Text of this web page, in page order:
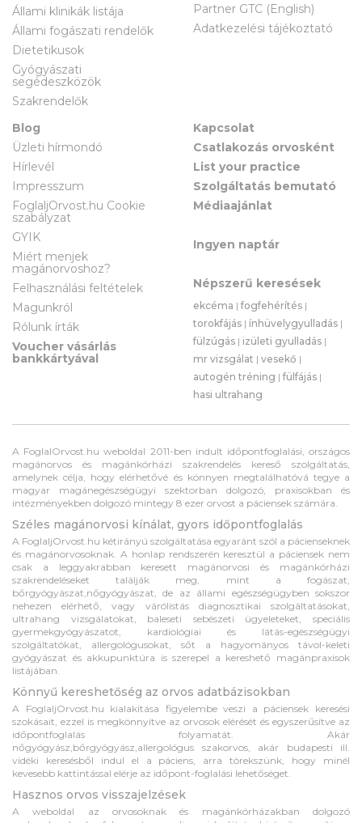
Állami klinikák listája
Állami fogászati rendelők
Dietetikusok
Gyógyászati
segédeszközök
Szakrendelők
Partner GTC (English)
Adatkezelési tájékoztató
Blog
Üzleti hírmondó
Hírlevél
Impresszum
FoglaljOrvost.hu Cookie
szabályzat
GYIK
Miért menjek
magánorvoshoz?
Felhasználási feltételek
Magunkról
Rólunk írták
Voucher vásárlás
bankkártyával
Kapcsolat
Csatlakozás orvosként
List your practice
Szolgáltatás bemutató
Médiaajánlat
Ingyen naptár
Népszerű keresések
ekcéma |fogfehérítés |
torokfájás | ínhüvelygyulladás |
fülzúgás | izületi gyulladás |
mr vizsgálat | vesekő |
autogén tréning |fülfájás |
hasi ultrahang
A FoglalOrvost.hu weboldal 2011-ben indult időpontfoglalási, országos
magánorvos és magánkórházi szakrendelés kereső szolgáltatás,
amelynek célja, hogy elérhetővé és könnyen megtalálhatóvá tegye a
magyar magánegészségügyi szektorban dolgozó, praxisokban és
intézményekben dolgozó mintegy 8 ezer orvost a páciensek számára.
Széles magánorvosi kínálat, gyors időpontfoglalás
A FoglaljOrvost.hu kétirányú szolgáltatása egyaránt szól a pácienseknek
és magánorvosoknak. A honlap rendszerén keresztül a páciensek nem
csak a leggyakrabban keresett magánorvosi és magánkórházi
szakrendeléseket találják meg, mint a fogászat,
bőrgyógyászat,nőgyógyászat, de az állami egészségügyben sokszor
nehezen elérhető, vagy várólistás diagnosztikai szolgáltatásokat,
ultrahang vizsgálatokat, baleseti sebészeti ügyeleteket, speciális
gyermekgyógyászatot, kardiológiai és látás-egészségügyi
szolgáltatókat, allergológusokat, sőt a hagyományos távol-keleti
gyógyászat és akkupunktúra is szerepel a kereshető magánpraxisok
listájában.
Könnyű kereshetőség az orvos adatbázisokban
A FoglaljOrvost.hu kialakítása figyelembe veszi a páciensek keresési
szokásait, ezzel is megkönnyítve az orvosok elérését és egyszerűsítve az
időpontfoglalás folyamatát. Akár
nőgyógyász,bőrgyógyász,allergológus szakorvos, akár budapesti ill.
vidéki keresésből indul el a páciens, arra törekszünk, hogy minél
kevesebb kattintással elérje az időpont-foglalási lehetőséget.
Hasznos orvos visszajelzések
A weboldal az orvosoknak és magánkórházakban dolgozó